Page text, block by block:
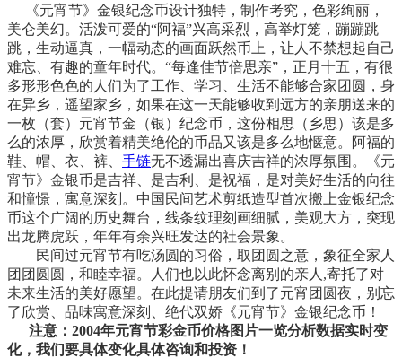
《元宵节》金银纪念币设计独特，制作考究，色彩绚丽，
美仑美幻。活泼可爱的“阿福”兴高采烈，高举灯笼，蹦蹦跳
跳，生动逼真，一幅动态的画面跃然币上，让人不禁想起自己
难忘、有趣的童年时代。“每逢佳节倍思亲”，正月十五，有很
多形形色色的人们为了工作、学习、生活不能够合家团圆，身
在异乡，遥望家乡，如果在这一天能够收到远方的亲朋送来的
一枚（套）元宵节金（银）纪念币，这份相思（乡思）该是多
么的浓厚，欣赏着精美绝伦的币品又该是多么地惬意。阿福的
鞋、帽、衣、裤、 手链无不透漏出喜庆吉祥的浓厚氛围。《元
宵节》金银币是吉祥、是吉利、是祝福，是对美好生活的向往
和憧憬，寓意深刻。中国民间艺术剪纸造型首次搬上金银纪念
币这个广阔的历史舞台，线条纹理刻画细腻，美观大方，突现
出龙腾虎跃，年年有余兴旺发达的社会景象。
民间过元宵节有吃汤圆的习俗，取团圆之意，象征全家人
团团圆圆，和睦幸福。人们也以此怀念离别的亲人,寄托了对
未来生活的美好愿望。在此提请朋友们到了元宵团圆夜，别忘
了欣赏、品味寓意深刻、绝代双娇《元宵节》金银纪念币！
注意：2004年元宵节彩金币价格图片一览分析数据实时变
化，我们要具体变化具体咨询和投资！